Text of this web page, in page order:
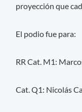
proyección que
El podio fue para:
RR Cat. M1:
Cat. Q1: Nicolás